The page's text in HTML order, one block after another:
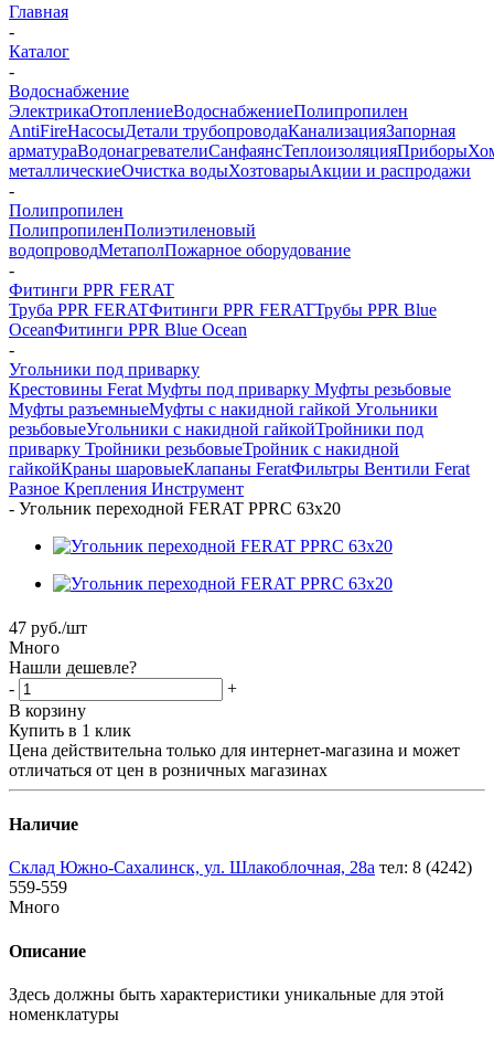
Главная
-
Каталог
-
Водоснабжение
ЭлектрикаОтоплениеВодоснабжениеПолипропилен
AntiFireНасосыДетали трубопроводаКанализацияЗапорная
арматураВодонагревателиСанфаянсТеплоизоляцияПриборы
металлическиеОчистка водыХозтоварыАкции и распродажи
-
Полипропилен
ПолипропиленПолиэтиленовый
водопроводМетаполПожарное оборудование
-
Фитинги PPR FERAT
Труба PPR FERATФитинги PPR FERATТрубы PPR Blue
OceanФитинги PPR Blue Ocean
-
Угольники под приварку
Крестовины Ferat Муфты под приварку Муфты резьбовые
Муфты разъемныеМуфты с накидной гайкой Угольники
резьбовыеУгольники с накидной гайкойТройники под
приварку Тройники резьбовыеТройник с накидной
гайкойКраны шаровыеКлапаны FeratФильтры Вентили Ferat
Разное Крепления Инструмент
- Угольник переходной FERAT PPRC 63x20
47 руб./шт
Много
Нашли дешевле?
-
+
В корзину
Купить в 1 клик
Цена действительна только для интернет-магазина и может
отличаться от цен в розничных магазинах
Наличие
Склад Южно-Сахалинск, ул. Шлакоблочная, 28а тел: 8 (4242)
559-559
Много
Описание
Здесь должны быть характеристики уникальные для этой
номенклатуры